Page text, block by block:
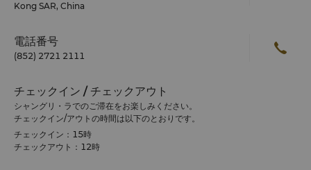
Kong SAR, China
電話番号
(852) 2721 2111
チェックイン / チェックアウト
シャングリ・ラでのご滞在をお楽しみください。
チェックイン/アウトの時間は以下のとおりです。
チェックイン：15時
チェックアウト：12時